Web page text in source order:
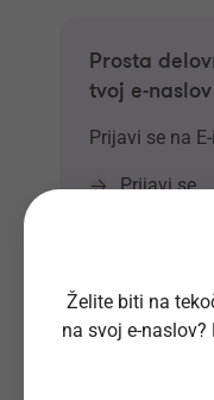
Prosta
tvoj e-naslov
Prijavi se na
Prijavi se
Želite biti na
na svoj e-